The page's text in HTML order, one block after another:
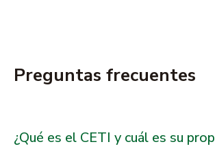
Preguntas frecuentes
¿Qué es el CETI y cuál es su